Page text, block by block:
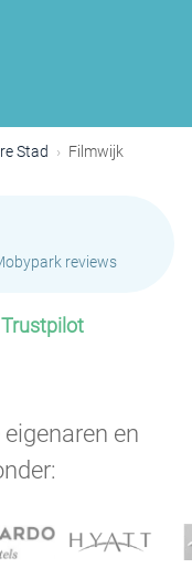
Stad Filmwijk
reviews
Trustpilot
en